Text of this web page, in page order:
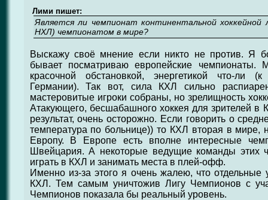
Лими пишет:
Является ли чемпионат континентальной
НХЛ) чемпионатом в мире?
Выскажу своё мнение если никто не против. Я
бывает посматриваю европейские
красочной обстановкой, энергетикой что-ли
Германии). Так вот, сила КХЛ сильно
мастеровитые игроки собраны, но зрелищность
Атакующего, бесшабашного хоккея для зрителей в
результат, очень осторожно. Если говорить о
температура по больнице)) то КХЛ вторая в мире,
Европу. В Европе есть вполне интересные
Швейцария. А некоторые ведущие команды этих
играть в КХЛ и занимать места в плей-офф.
Именно из-за этого я очень жалею, что
КХЛ. Тем самым уничтожив Лигу Чемпионов с
Чемпионов показала бы реальный уровень.